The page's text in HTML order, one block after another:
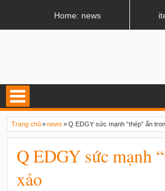
Trang chủ»news »Q EDGY sức mạnh “thép” ẩn
Q EDGY sức mạnh
xảo
Home: news